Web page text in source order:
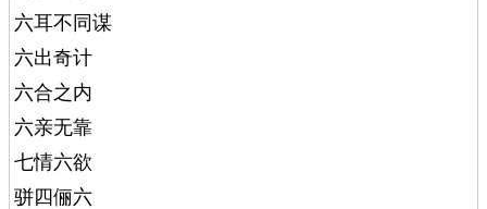
六耳不同谋
六出奇计
六合之内
六亲无靠
七情六欲
骈四俪六